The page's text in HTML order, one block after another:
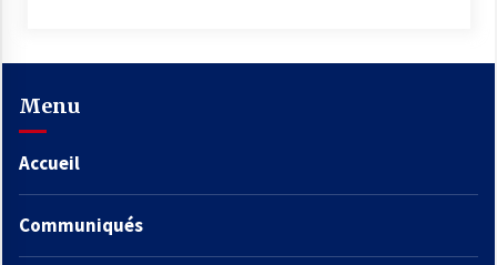
Menu
Accueil
Communiqués